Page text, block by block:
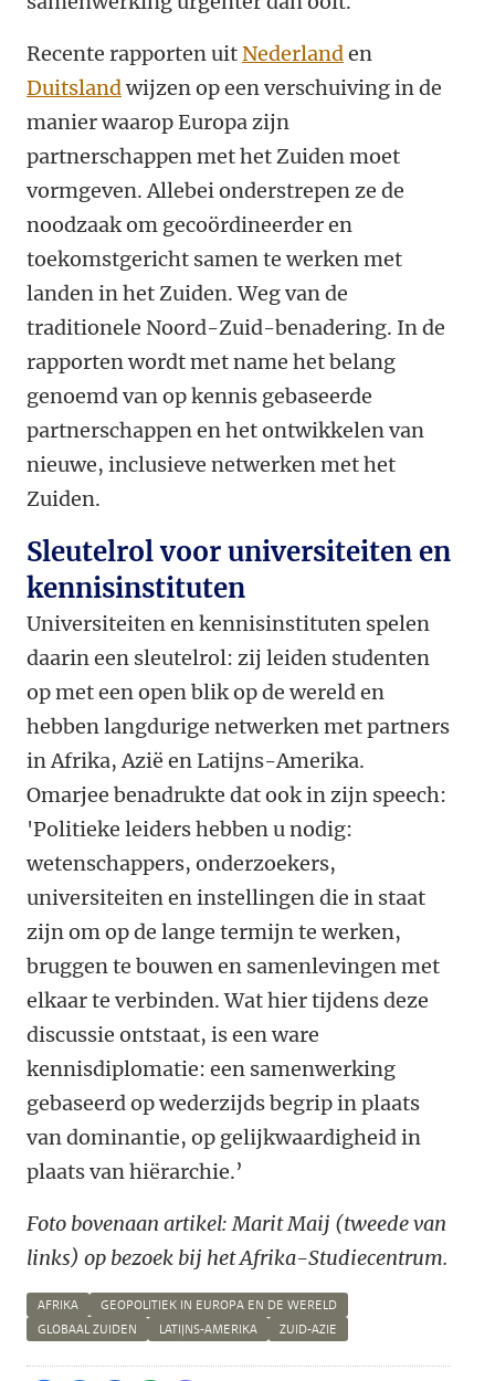
Recente rapporten uitNederlanden
Duitslandwijzen op een verschuiving in de
manier waarop Europa zijn
partnerschappen met het Zuiden moet
vormgeven. Allebei onderstrepen ze de
noodzaak om gecoördineerder en
toekomstgericht samen te werken met
landen in het Zuiden. Weg van de
traditionele Noord-Zuid-benadering. In de
rapporten wordt met name het belang
genoemd van op kennis gebaseerde
partnerschappen en het ontwikkelen van
nieuwe, inclusieve netwerken met het
Zuiden.
Sleutelrol voor universiteiten en
kennisinstituten
Universiteiten en kennisinstituten spelen
daarin een sleutelrol: zij leiden studenten
op met een open blik op de wereld en
hebben langdurige netwerken met partners
in Afrika, Azië en Latijns-Amerika.
Omarjee benadrukte dat ook in zijn speech:
'Politieke leiders hebben u nodig:
wetenschappers, onderzoekers,
universiteiten en instellingen die in staat
zijn om op de lange termijn te werken,
bruggen te bouwen en samenlevingen met
elkaar te verbinden. Wat hier tijdens deze
discussie ontstaat, is een ware
kennisdiplomatie: een samenwerking
gebaseerd op wederzijds begrip in plaats
van dominantie, op gelijkwaardigheid in
plaats van hiërarchie.’
Foto bovenaan artikel: Marit Maij (tweede van
links) op bezoek bij hetAfrika-Studiecentrum.
AFRIKA
GEOPOLITIEK IN EUROPA EN DE WERELD
GLOBAAL ZUIDEN
LATIJNS-AMERIKA ZUID-AZIE